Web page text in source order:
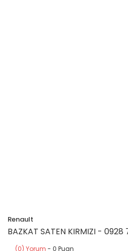
Renault
BAZKAT SATEN KIRMIZI - 0928
(0) Yorum - 0 Puan